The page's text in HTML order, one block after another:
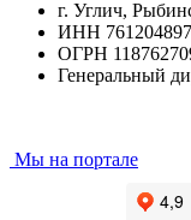
г. Углич,
ИНН
ОГРН
Генеральный
Мы на портале